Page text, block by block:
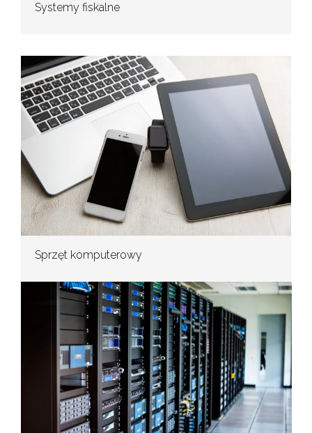
Systemy fiskalne
Sprzęt komputerowy